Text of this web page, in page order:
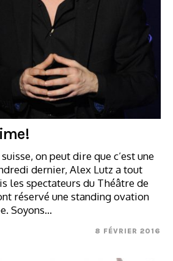
on peut dire que c’est une
dernier, Alex Lutz a tout
les spectateurs du Théâtre de
réservé une standing ovation
Soyons…
8 FÉVRIER 2016